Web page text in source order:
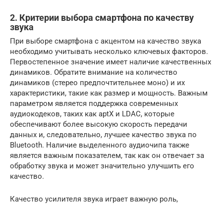
2. Критерии выбора смартфона по качеству
звука
При выборе смартфона с акцентом на качество звука
необходимо учитывать несколько ключевых факторов.
Первостепенное значение имеет наличие качественных
динамиков. Обратите внимание на количество
динамиков (стерео предпочтительнее моно) и их
характеристики, такие как размер и мощность. Важным
параметром является поддержка современных
аудиокодеков, таких как aptX и LDAC, которые
обеспечивают более высокую скорость передачи
данных и, следовательно, лучшее качество звука по
Bluetooth. Наличие выделенного аудиочипа также
является важным показателем, так как он отвечает за
обработку звука и может значительно улучшить его
качество.
Качество усилителя звука играет важную роль,